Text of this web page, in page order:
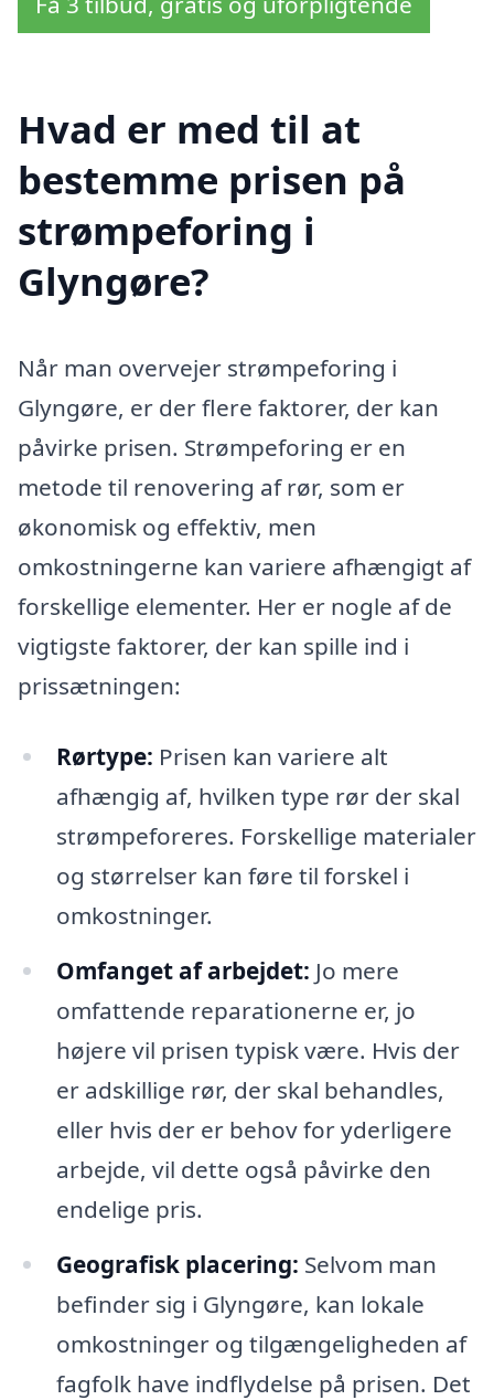
Hvad er med til at
bestemme prisen på
strømpeforing i
Glyngøre?
Når man overvejer strømpeforing i
Glyngøre, er der flere faktorer, der kan
påvirke prisen. Strømpeforing er en
metode til renovering af rør, som er
økonomisk og effektiv, men
omkostningerne kan variere afhængigt af
forskellige elementer. Her er nogle af de
vigtigste faktorer, der kan spille ind i
prissætningen:
Rørtype: Prisen kan variere alt
afhængig af, hvilken type rør der skal
strømpeforeres. Forskellige materialer
og størrelser kan føre til forskel i
omkostninger.
Omfanget af arbejdet: Jo mere
omfattende reparationerne er, jo
højere vil prisen typisk være. Hvis der
er adskillige rør, der skal behandles,
eller hvis der er behov for yderligere
arbejde, vil dette også påvirke den
endelige pris.
Geografisk placering: Selvom man
befinder sig i Glyngøre, kan lokale
omkostninger og tilgængeligheden af
fagfolk have indflydelse på prisen. Det